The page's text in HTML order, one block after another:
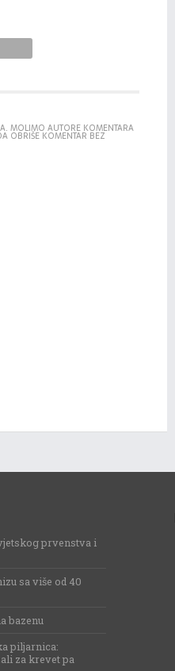
MOLIMO AUTORE KOMENTARA
OBRIŠE KOMENTAR BEZ
prvenstva i
sa više od 40
bazenu
piljarnica:
za krevet pa